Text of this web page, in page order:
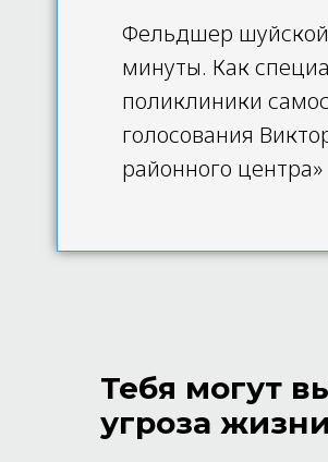
Фельдшер
минуты. Как
поликлиники
голосования
районного центра»
Тебя могут
угроза жизни